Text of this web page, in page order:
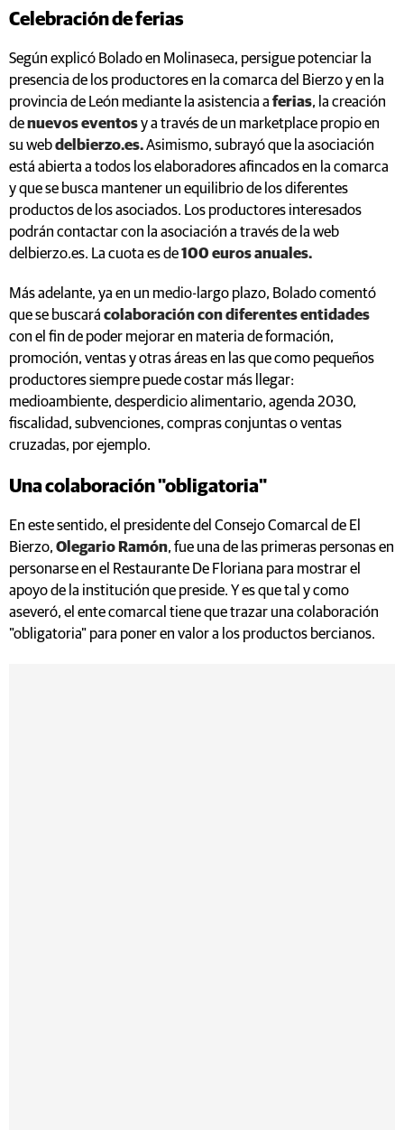
Celebración de ferias
Según explicó Bolado en Molinaseca, persigue potenciar la
presencia de los productores en la comarca del Bierzo y en la
provincia de León mediante la asistencia a ferias, la creación
denuevos eventosy a través de un marketplace propio en
su webdelbierzo.es.Asimismo, subrayó que la asociación
está abierta a todos los elaboradores afincados en la comarca
y que se busca mantener un equilibrio de los diferentes
productos de los asociados. Los productores interesados
podrán contactar con la asociación a través de la web
delbierzo.es. La cuota es de100 euros anuales.
Más adelante, ya en un medio-largo plazo, Bolado comentó
que se buscará colaboración con diferentes entidades
con el fin de poder mejorar en materia de formación,
promoción, ventas y otras áreas en las que como pequeños
productores siempre puede costar más llegar:
medioambiente, desperdicio alimentario, agenda 2030,
fiscalidad, subvenciones, compras conjuntas o ventas
cruzadas, por ejemplo.
Una colaboración "obligatoria"
En este sentido, el presidente del Consejo Comarcal de El
Bierzo, Olegario Ramón, fue una de las primeras personas en
personarse en el Restaurante De Floriana para mostrar el
apoyo de la institución que preside. Y es que tal y como
aseveró, el ente comarcal tiene que trazar una colaboración
"obligatoria" para poner en valor a los productos bercianos.